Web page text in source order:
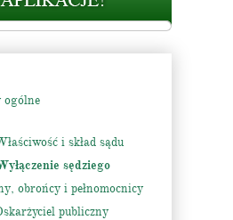
ogólne
i skład sądu
sędziego
obrońcy i pełnomocnicy
publiczny